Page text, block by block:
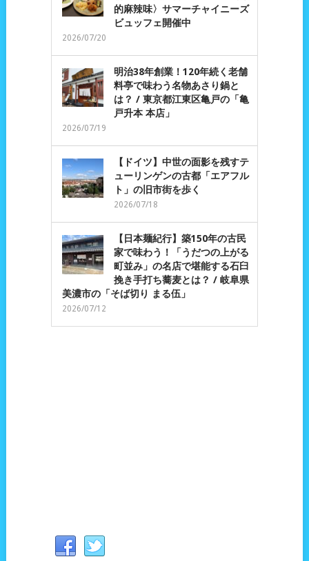
的麻辣味〉サマーチャイニーズ
ビュッフェ開催中
2026/07/20
明治38年創業！120年続く老舗
料亭で味わう名物あさり鍋と
は？ / 東京都江東区亀戸の「亀
戸升本 本店」
2026/07/19
【ドイツ】中世の面影を残すテ
ューリンゲンの古都「エアフル
ト」の旧市街を歩く
2026/07/18
【日本麺紀行】築150年の古民
家で味わう！「うだつの上がる
町並み」の名店で堪能する石臼
挽き手打ち蕎麦とは？ / 岐阜県
美濃市の「そば切り まる伍」
2026/07/12